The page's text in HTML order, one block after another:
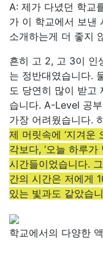
A: 제가 다녔던 학교
가 이 학교에서 보낸
소개하는게 더 좋지
흔히 고 2, 고 3이 인
는 정반대였습니다.
도 당연히 많이 받고
습니다. A-Level 공
가장 어려웠습니다.
제 머릿속에 ‘지겨운
각보다, ‘오늘 하루
시간들이었습니다.
간의 시간은 저에게
있는 빛과도 같았습
학교에서의 다양한